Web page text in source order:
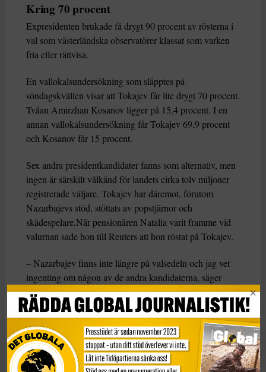
Kring 70 procent
Expresidenten brukade få drygt 90 procent av rösterna i
val som västerländska observatörer klassat som varken
fria eller rättvisa.
En vallokalsundersökning som släpptes på
söndagskvällen visar att Tokajev får lite drygt 70 procent.
Tvåan Amirzhan Kosanov ligger på 15,4 procent. I en
annan vallokalsundersökning får Tokajev 69,9 procent
och Kosanov får 15 procent.
Sex andra presidentkandidater fanns som alternativ, men
ingen är särskilt välkänd för landets cirka tolv miljoner
registrerade väljare. Tokajev har däremot, förutom
Nazarbajevs stöd, stöttats av popstjärnor och
skådespelare.När pensionären Natalia varit framme vid
valurnan sade hon till Reuters att hon röstat på Tokajev.
– Nazarbajev finns inte längre på valsedeln och jag vet
ingenting om någon av de andra kandidaterna, säger
hon.
Många gripna
Mycket få trodde också att det kan bli någon annan än
Tokajev som sätter sig i presidentstolen. För både
Ryssland och Kina, liksom för utländska energi- och